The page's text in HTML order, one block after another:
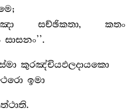
සච්ඡිකතා, කතං
කුරඤ්චියඵලදායකො
ඉමා